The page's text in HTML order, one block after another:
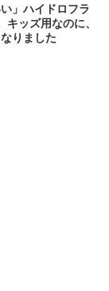
」ハイドロフラ
キッズ用なのに、
りました